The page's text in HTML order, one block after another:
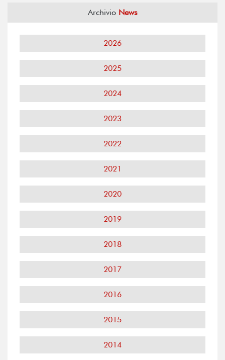
Archivio News
2026
2025
2024
2023
2022
2021
2020
2019
2018
2017
2016
2015
2014